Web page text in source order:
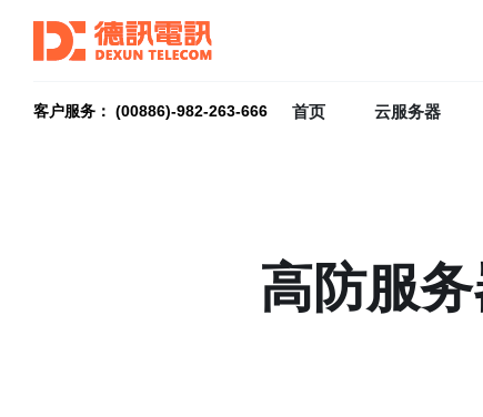
客户服务： (00886)-982-263-666 首页 云服务器
高防服